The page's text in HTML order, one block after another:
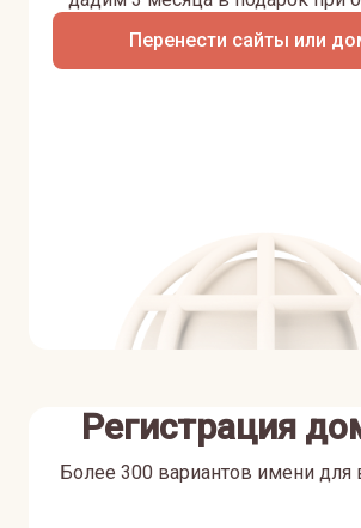
Перенести сайты или
Регистрация
Более 300 вариантов имени для